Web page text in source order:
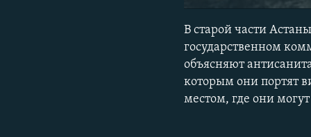
В старой части
государственном
объясняют
которым они портят
местом, где они могут